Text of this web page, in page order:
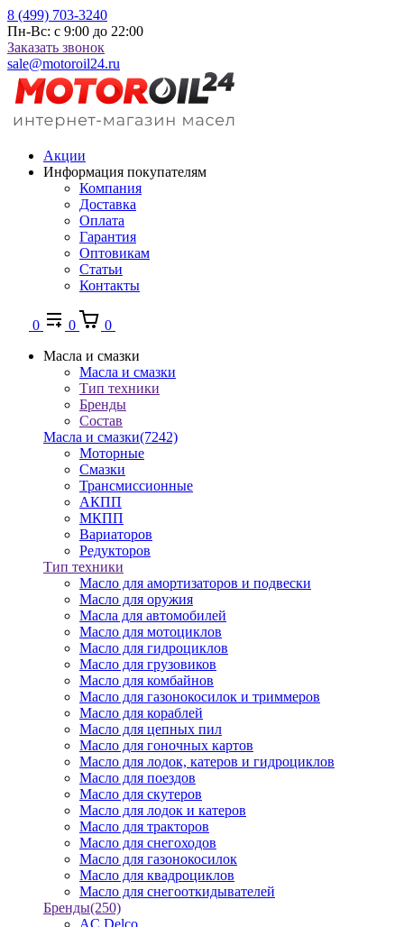
8 (499) 703-3240
Пн-Вс: с 9:00 до 22:00
Заказать звонок
sale@motoroil24.ru
Акции
Информация покупателям
Компания
Доставка
Оплата
Гарантия
Оптовикам
Статьи
Контакты
0 0
0
Масла и смазки
Масла и смазки
Тип техники
Бренды
Состав
Масла и смазки(7242)
Моторные
Смазки
Трансмиссионные
АКПП
МКПП
Вариаторов
Редукторов
Тип техники
Масло для амортизаторов и подвески
Масло для оружия
Масла для автомобилей
Масло для мотоциклов
Масло для гидроциклов
Масло для грузовиков
Масло для комбайнов
Масло для газонокосилок и триммеров
Масло для кораблей
Масло для цепных пил
Масло для гоночных картов
Масло для лодок, катеров и гидроциклов
Масло для поездов
Масло для скутеров
Масло для лодок и катеров
Масло для тракторов
Масло для снегоходов
Масло для газонокосилок
Масло для квадроциклов
Масло для снегооткидывателей
Бренды(250)
AC Delco